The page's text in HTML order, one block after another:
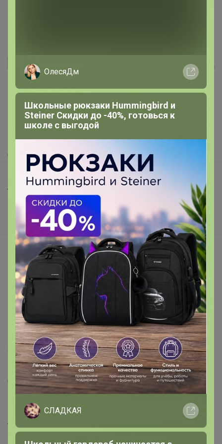
Реклама
Как здесь все устроено?
Как сделать заказ?
Доставка
Шоурумы
Торговые марки
Наша команда
В наличии
Подарочные сертификаты
Реклама на сайте
Поставщикам
Вакансии
support@24-ok.ru
Написать в поддержку
Защита покупателя
Помощь
О нас
Все предложения
Анонсы
Новости
ОлесяДм
Школьные рюкзаки Hummingbird и
Steiner Скидки до -40%, готовься к
школе с выгодой
СЛАДКАЯ